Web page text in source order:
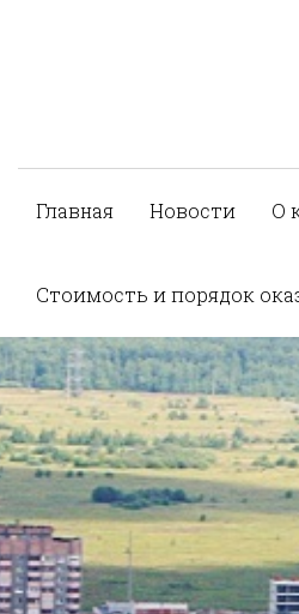
Главная Новости О
Стоимость и порядок